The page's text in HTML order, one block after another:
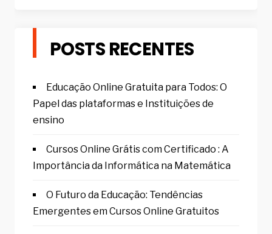
POSTS RECENTES
Educação Online Gratuita para Todos: O
Papel das plataformas e Instituições de
ensino
Cursos Online Grátis com Certificado : A
Importância da Informática na Matemática
O Futuro da Educação: Tendências
Emergentes em Cursos Online Gratuitos